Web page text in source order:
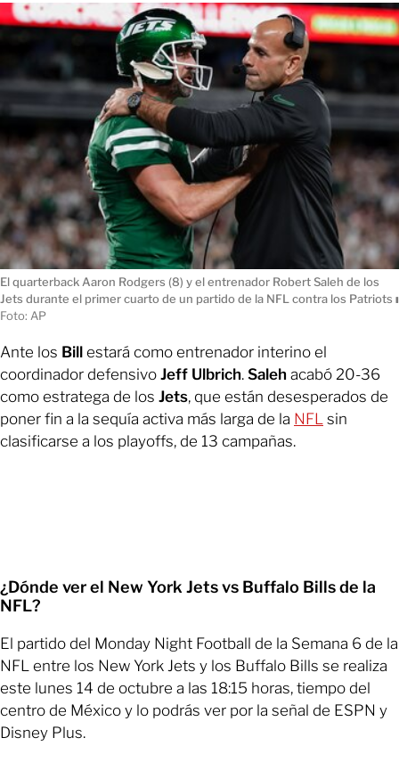
El quarterback Aaron Rodgers (8) y el entrenador Robert Saleh de los
Jets durante el primer cuarto de un partido de la NFL contra los Patriots ı
Foto: AP
Ante los Bill estará como entrenador interino el
coordinador defensivo Jeff Ulbrich. Saleh acabó 20-36
como estratega de los Jets, que están desesperados de
poner fin a la sequía activa más larga de la NFL sin
clasificarse a los playoffs, de 13 campañas.
¿Dónde ver el New York Jets vs Buffalo Bills de la
NFL?
El partido del Monday Night Football de la Semana 6 de la
NFL entre los New York Jets y los Buffalo Bills se realiza
este lunes 14 de octubre a las 18:15 horas, tiempo del
centro de México y lo podrás ver por la señal de ESPN y
Disney Plus.